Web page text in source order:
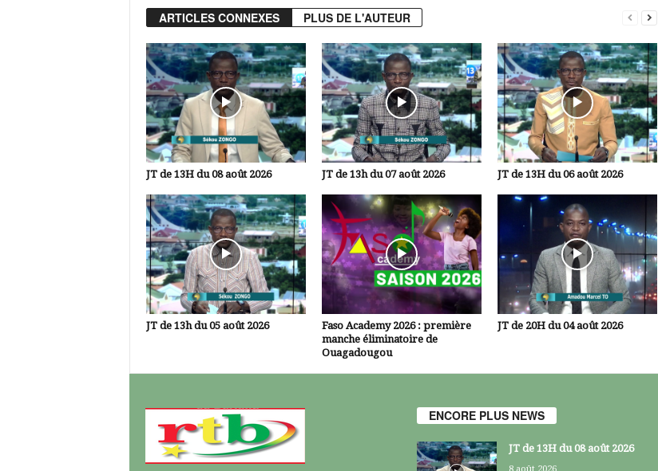
ARTICLES CONNEXES PLUS DE L'AUTEUR
JT de 13H du 08 août 2026 JT de 13h du 07 août 2026 JT de 13H du 06 août 2026
JT de 13h du 05 août 2026
Faso Academy 2026 : première
manche éliminatoire de
Ouagadougou
JT de 20H du 04 août 2026
ENCORE PLUS NEWS
JT de 13H du 08 août 2026